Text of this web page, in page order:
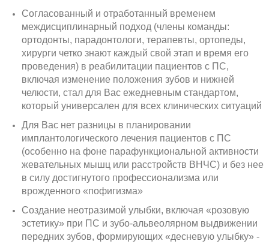
Согласованный и отработанный временем
междисциплинарный подход (члены команды:
ортодонты, парадонтологи, терапевты, ортопеды,
хирурги четко знают каждый свой этап и время его
проведения) в реабилитации пациентов с ПС,
включая изменение положения зубов и нижней
челюсти, стал для Вас ежедневным стандартом,
который универсален для всех клинических ситуаций
Для Вас нет разницы в планировании
имплантологического лечения пациентов с ПС
(особенно на фоне парафункциональной активности
жевательных мышц или расстройств ВНЧС) и без нее
в силу достигнутого профессионализма или
врожденного «пофигизма»
Создание неотразимой улыбки, включая «розовую
эстетику» при ПС и зубо-альвеолярном выдвижении
передних зубов, формирующих «десневую улыбку» -